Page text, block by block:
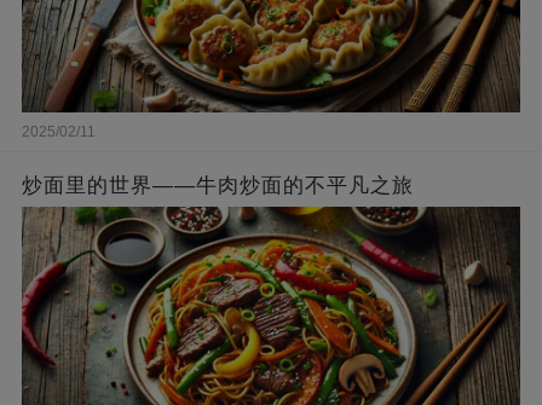
2025/02/11
炒面里的世界——牛肉炒面的不平凡之旅